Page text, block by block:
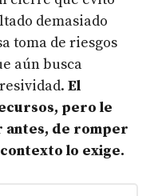
demasiado
toma de riesgos
aún busca
El
pero le
antes, de romper
lo exige.